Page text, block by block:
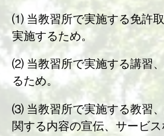
⑴ 当教習所で実施する免許
実施するため。
⑵ 当教習所で実施する講習
るため。
⑶ 当教習所で実施する教習
関する内容の宣伝、サービ